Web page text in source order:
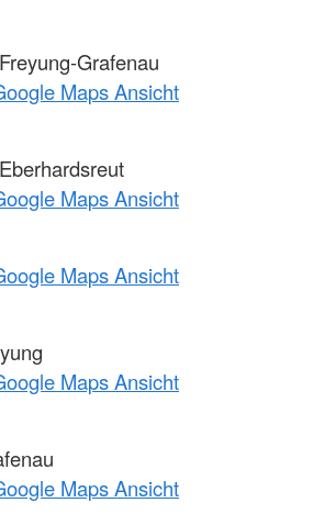
Grafenau
Maps Ansicht
Maps Ansicht
Maps Ansicht
Maps Ansicht
Maps Ansicht